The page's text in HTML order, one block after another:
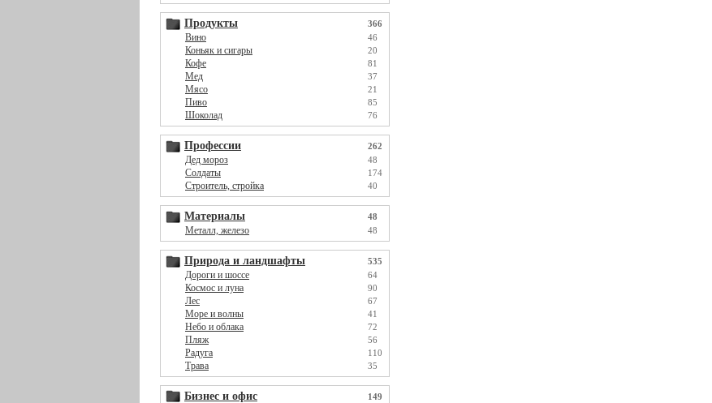
Продукты 366
Вино 46
Коньяк и сигары 20
Кофе 81
Мед 37
Мясо 21
Пиво 85
Шоколад 76
Профессии 262
Дед мороз 48
Солдаты 174
Строитель, стройка 40
Материалы 48
Металл, железо 48
Природа и ландшафты 535
Дороги и шоссе 64
Космос и луна 90
Лес 67
Море и волны 41
Небо и облака 72
Пляж 56
Радуга 110
Трава 35
Бизнес и офис 149